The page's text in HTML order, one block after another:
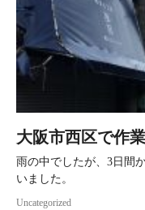
大阪市西区で作
雨の中でしたが、3日間
いました。
Uncategorized